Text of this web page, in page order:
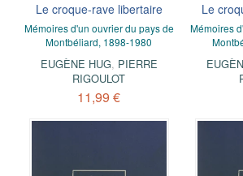
Le croque-rave libertaire
Mémoires d'un ouvrier du pays de
Montbéliard, 1898-1980
EUGÈNE HUG, PIERRE
RIGOULOT
11,99 €
Le
Mémoires